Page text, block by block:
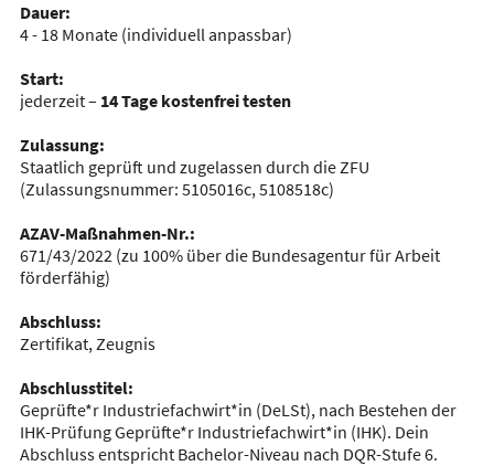
Dauer:
4 - 18 Monate(individuell anpassbar)
Start:
jederzeit – 14 Tage kostenfrei testen
Zulassung:
Staatlich geprüft und zugelassen durch die ZFU
(Zulassungsnummer: 5105016c, 5108518c)
AZAV-Maßnahmen-Nr.:
671/43/2022(zu 100% über die Bundesagentur für Arbeit
förderfähig)
Abschluss:
Zertifikat, Zeugnis
Abschlusstitel:
Geprüfte*r Industriefachwirt*in (DeLSt), nach Bestehen der
IHK-Prüfung Geprüfte*r Industriefachwirt*in (IHK). Dein
Abschluss entspricht Bachelor-Niveau nach DQR-Stufe 6.